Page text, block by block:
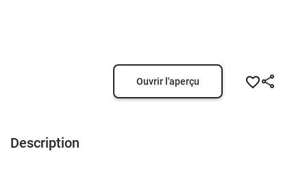
Ouvrir l'aperçu
Description